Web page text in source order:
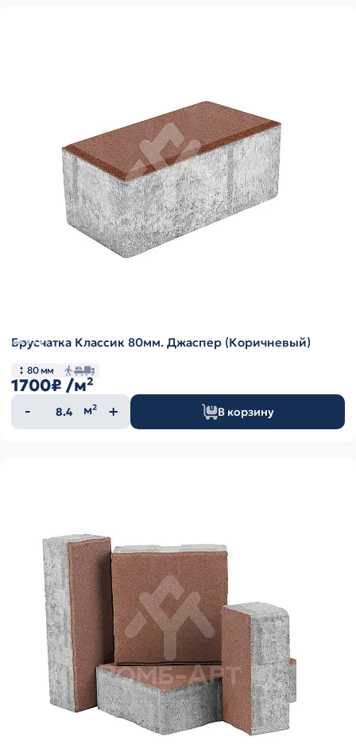
Брусчатка Классик 80мм. Джаспер (Коричневый)
80 мм
1700₽ /м²
Количество
товара
м² В корзину